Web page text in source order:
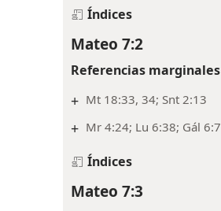
Índices
Mateo 7:2
Referencias marginales
+ Mt 18:33, 34; Snt 2:13
+ Mr 4:24; Lu 6:38; Gál 6:7
Índices
Mateo 7:3